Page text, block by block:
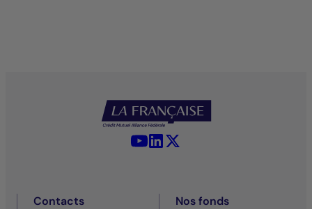
YouTube - La Française
LinkedIn - La Française
Contacts Nos fonds